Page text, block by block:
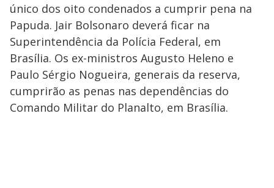
único dos oito condenados a cumprir pena na
Papuda. Jair Bolsonaro deverá ficar na
Superintendência da Polícia Federal, em
Brasília. Os ex-ministros Augusto Heleno e
Paulo Sérgio Nogueira, generais da reserva,
cumprirão as penas nas dependências do
Comando Militar do Planalto, em Brasília.